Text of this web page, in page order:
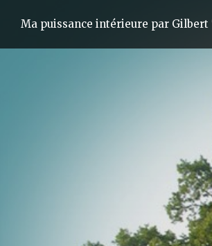
Ma puissance intérieure par